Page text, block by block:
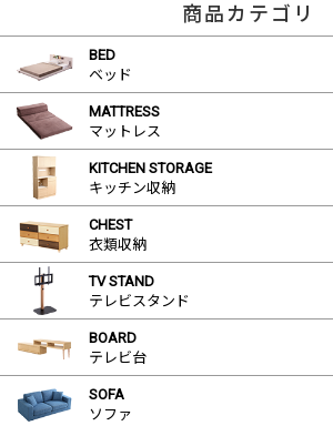
商品カテゴリ
BED
ベッド
MATTRESS
マットレス
KITCHEN STORAGE
キッチン収納
CHEST
衣類収納
TV STAND
テレビスタンド
BOARD
テレビ台
SOFA
ソファ